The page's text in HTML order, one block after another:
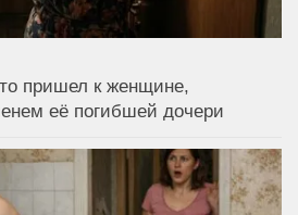
пришел к женщине,
её погибшей дочери